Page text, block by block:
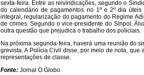
sexta-feira. Entre as reivindicações, segundo o
do calendário de pagamentos no 1º e 2º dia
integral, regularização do pagamento do Regime
de crimes. Segundo o vice-presidente do Sinpol,
outra questão que prejudica o trabalho dos policiais.
Na próxima segunda-feira, haverá uma reunião do
grevista. A Polícia Civil disse, por meio de nota,
representações de classe.
Fonte: Jornal O Globo